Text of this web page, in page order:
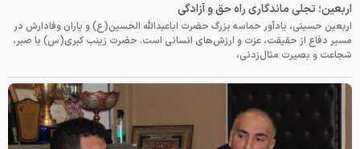
اربعین؛ تجلی ماندگاری راه حق و آزادگی
اربعین حسینی، یادآور حماسه بزرگ حضرت اباعبدالله الحسین(ع) و یاران وفادارش در
مسیر دفاع از حقیقت، عزت و ارزش‌های انسانی است. حضرت زینب کبری(س) با صبر،
شجاعت و بصیرت مثال‌زدنی،